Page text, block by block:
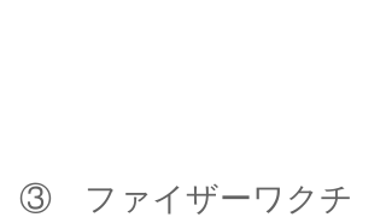
③ ファイザーワクチ